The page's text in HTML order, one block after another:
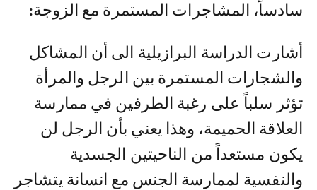
سادساً، المشاجرات المستمرة مع الزوجة:
أشارت الدراسة البرازيلية الى أن المشاكل
والشجارات المستمرة بين الرجل والمرأة
تؤثر سلباً على رغبة الطرفين في ممارسة
العلاقة الحميمة، وهذا يعني بأن الرجل لن
يكون مستعداً من الناحيتين الجسدية
والنفسية لممارسة الجنس مع انسانة يتشاجر